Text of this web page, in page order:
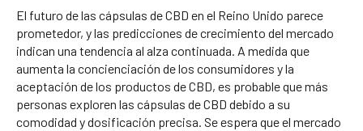
El futuro de las cápsulas de CBD en el Reino Unido parece
prometedor, y las predicciones de crecimiento del mercado
indican una tendencia al alza continuada. A medida que
aumenta la concienciación de los consumidores y la
aceptación de los productos de CBD, es probable que más
personas exploren las cápsulas de CBD debido a su
comodidad y dosificación precisa. Se espera que el mercado